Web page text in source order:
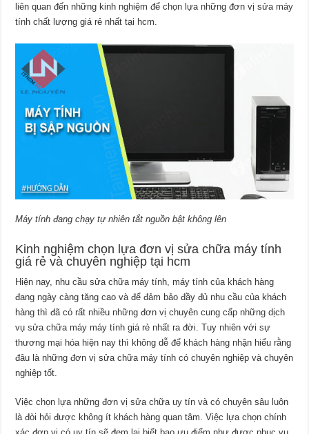
liên quan đến những kinh nghiệm để chọn lựa những đơn vị sửa máy
tính chất lượng giá rẻ nhất tại hcm.
Máy tính đang chạy tự nhiên tắt nguồn bật không lên
Kinh nghiệm chọn lựa đơn vị sửa chữa máy tính
giá rẻ và chuyên nghiệp tại hcm
Hiện nay, nhu cầu sửa chữa máy tính, máy tính của khách hàng
đang ngày càng tăng cao và để đảm bảo đầy đủ nhu cầu của khách
hàng thì đã có rất nhiều những đơn vị chuyên cung cấp những dịch
vụ sửa chữa máy máy tính giá rẻ nhất ra đời. Tuy nhiên với sự
thương mại hóa hiện nay thì không dễ để khách hàng nhận hiểu rằng
đâu là những đơn vị sửa chữa máy tính có chuyên nghiệp và chuyên
nghiệp tốt.
Việc chọn lựa những đơn vị sửa chữa uy tín và có chuyên sâu luôn
là đòi hỏi được không ít khách hàng quan tâm. Việc lựa chọn chính